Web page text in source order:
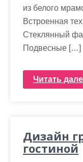
из белого
Встроенная
Стеклянный
Подвесные […]
Читать
Дизайн
гостиной